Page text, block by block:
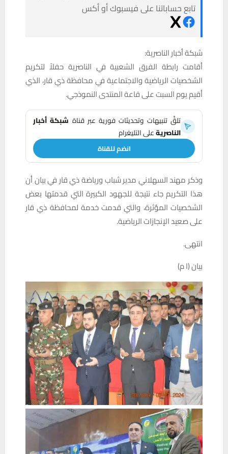
تابع حساباتنا على فيسبوك أو أكس
شبكة أخبار الناصرية:
أقامت رابطة الفرق الشعبية في الناصرية حفلاً لتكريم
الشخصيات الرياضية والاجتماعية في محافظة ذي قار، الذي
أقيم يوم السبت على قاعة المنتدى النموذجي.
تلقَّ تنبيهات وتحديثات فورية عبر قناة شبكة أخبار
الناصريةعلى التليغرام
انضم للقناة
وذكر مهند السهلاني مدير شباب ورياضة ذي قار في بيان أن
هذا التكريم جاء نتيجة للجهود الكبيرة التي قدمتها بعض
الشخصيات المؤثرة، والتي قدمت خدمة لمحافظة ذي قار
على صعيد الإنجازات الرياضية.
انتهى.
بيان (ا م)